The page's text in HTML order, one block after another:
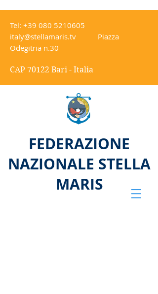
Tel: +39 080 5210605
italy@stellamaris.tv Piazza
Odegitria n.30
CAP 70122 Bari - Italia
FEDERAZIONE
NAZIONALE STELLA
MARIS